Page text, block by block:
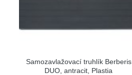
Samozavlažovací truhlík Berberis
DUO, antracit, Plastia